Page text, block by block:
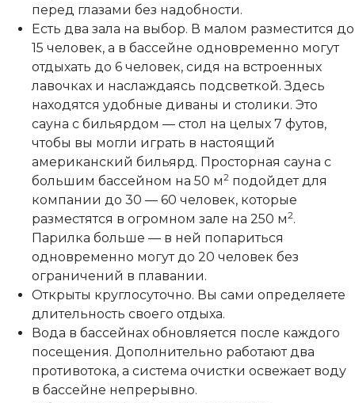
перед глазами без надобности.
Есть два зала на выбор. В малом разместится до
15 человек, а в бассейне одновременно могут
отдыхать до 6 человек, сидя на встроенных
лавочках и наслаждаясь подсветкой. Здесь
находятся удобные диваны и столики. Это
сауна с бильярдом — стол на целых 7 футов,
чтобы вы могли играть в настоящий
американский бильярд. Просторная сауна с
большим бассейном на 50 м2 подойдет для
компании до 30 — 60 человек, которые
разместятся в огромном зале на 250 м2.
Парилка больше — в ней попариться
одновременно могут до 20 человек без
ограничений в плавании.
Открыты круглосуточно. Вы сами определяете
длительность своего отдыха.
Вода в бассейнах обновляется после каждого
посещения. Дополнительно работают два
противотока, а система очистки освежает воду
в бассейне непрерывно.